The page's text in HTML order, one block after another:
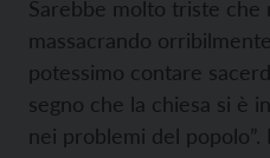
Sarebbe molto triste che
massacrando
potessimo contare
segno che la chiesa si è
nei problemi del popolo”.